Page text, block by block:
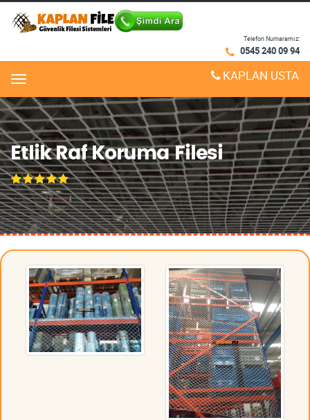
Telefon Numaramız:
0545 240 09 94
Menu KAPLAN USTA
Etlik Raf Koruma Filesi